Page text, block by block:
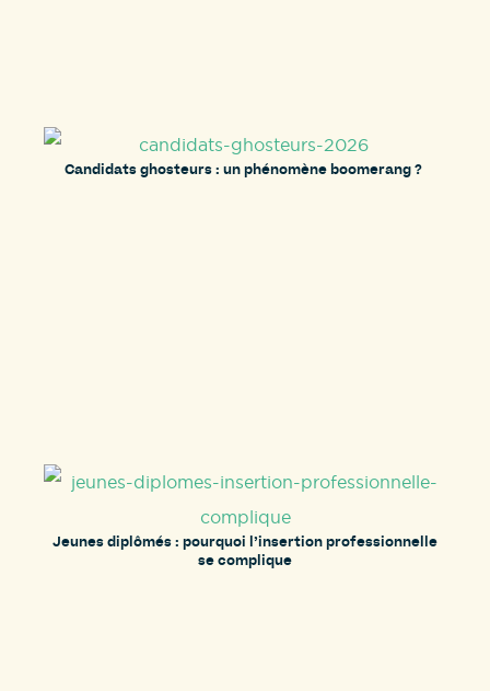
Candidats ghosteurs : un phénomène boomerang ?
Jeunes diplômés : pourquoi l’insertion professionnelle
se complique